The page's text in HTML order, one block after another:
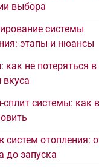
выбора
системы
этапы и нюансы
как не потеряться
сплит системы: как
систем отопления:
до запуска